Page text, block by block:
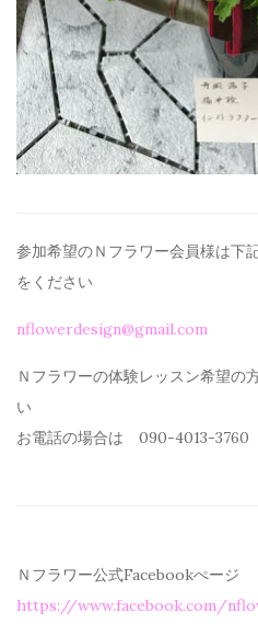
参加希望のＮフラワー会員様は下
を ください
nflowerdesign@gmail.com
Ｎフラワーの体験レッスン希望の
い
お電話の場合は 090-4013-3760
Ｎフラワー公式Facebookぺージ
https://www.facebook.com/